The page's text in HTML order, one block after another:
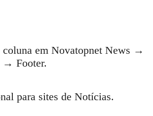
coluna em Novatopnet News →
→ Footer.
para sites de Notícias.